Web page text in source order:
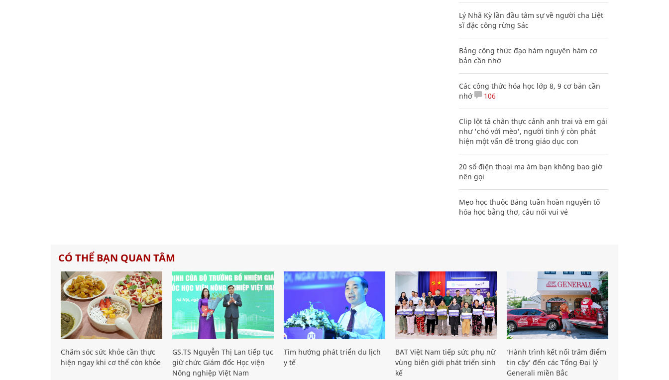
Lý Nhã Kỳ lần đầu tâm sự về người cha Liệt
sĩ đặc công rừng Sác
Bảng công thức đạo hàm nguyên hàm cơ
bản cần nhớ
Các công thức hóa học lớp 8, 9 cơ bản cần
nhớ
106
Clip lột tả chân thực cảnh anh trai và em gái
như 'chó với mèo', người tinh ý còn phát
hiện một vấn đề trong giáo dục con
20 số điện thoại ma ám bạn không bao giờ
nên gọi
Mẹo học thuộc Bảng tuần hoàn nguyên tố
hóa học bằng thơ, câu nói vui vẻ
CÓ THỂ BẠN QUAN TÂM
Chăm sóc sức khỏe cần thực
hiện ngay khi cơ thể còn khỏe
GS.TS Nguyễn Thị Lan tiếp tục
giữ chức Giám đốc Học viện
Nông nghiệp Việt Nam
Tìm hướng phát triển du lịch
y tế
BAT Việt Nam tiếp sức phụ nữ
vùng biên giới phát triển sinh
kế
‘Hành trình kết nối trăm điểm
tin cậy’ đến các Tổng Đại lý
Generali miền Bắc